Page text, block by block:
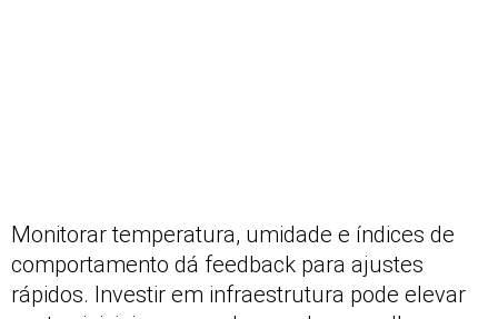
Monitorar temperatura, umidade e índices de
comportamento dá feedback para ajustes
rápidos. Investir em infraestrutura pode elevar